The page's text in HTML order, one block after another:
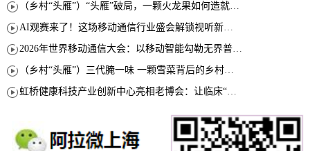
（乡村“头雁”）“头雁”破局，一颗火龙果如何造就沪上乡村特色产业化路径
AI观赛来了！这场移动通信行业盛会解锁视听新玩法
2026年世界移动通信大会：以移动智能勾勒无界普惠新愿景
（乡村“头雁”）三代腌一味 一颗雪菜背后的乡村致富经
虹桥健康科技产业创新中心亮相老博会：让临床“需求”定义银发经济新生态